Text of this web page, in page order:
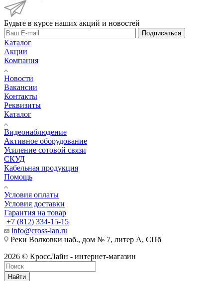
Будьте в курсе наших акций и новостей
Подписаться
Каталог
Акции
Компания
Новости
Вакансии
Контакты
Реквизиты
Каталог
Видеонаблюдение
Активное оборудование
Усиление сотовой связи
СКУД
Кабельная продукция
Помощь
Условия оплаты
Условия доставки
Гарантия на товар
+7 (812) 334-15-15
info@cross-lan.ru
Реки Волковки наб., дом № 7, литер А, СПб
2026 © КроссЛайн - интернет-магазин
Найти